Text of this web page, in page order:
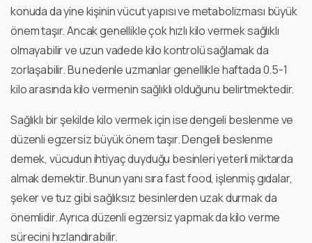
konuda da yine kişinin vücut yapısı ve metabolizması büyük
önem taşır. Ancak genellikle çok hızlı kilo vermek sağlıklı
olmayabilir ve uzun vadede kilo kontrolü sağlamak da
zorlaşabilir. Bu nedenle uzmanlar genellikle haftada 0.5-1
kilo arasında kilo vermenin sağlıklı olduğunu belirtmektedir.
Sağlıklı bir şekilde kilo vermek için ise dengeli beslenme ve
düzenli egzersiz büyük önem taşır. Dengeli beslenme
demek, vücudun ihtiyaç duyduğu besinleri yeterli miktarda
almak demektir. Bunun yanı sıra fast food, işlenmiş gıdalar,
şeker ve tuz gibi sağlıksız besinlerden uzak durmak da
önemlidir. Ayrıca düzenli egzersiz yapmak da kilo verme
sürecini hızlandırabilir.